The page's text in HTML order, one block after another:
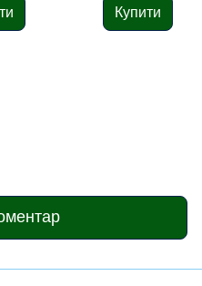
(MX9577)
для посуду)
Купити